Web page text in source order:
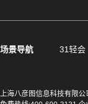
场景导航 31轻会
上海八彦图信息科技有限公